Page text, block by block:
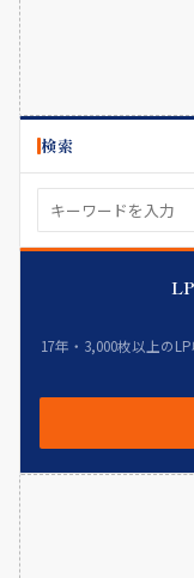
検索
17年・3,000枚以上の